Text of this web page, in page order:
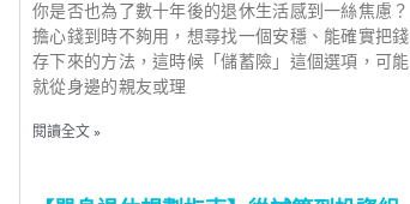
你是否也為了數十年後的退休生活感到一絲焦慮？
擔心錢到時不夠用，想尋找一個安穩、能確實把錢
存下來的方法，這時候「儲蓄險」這個選項，可能
就從身邊的親友或理
閱讀全文 »